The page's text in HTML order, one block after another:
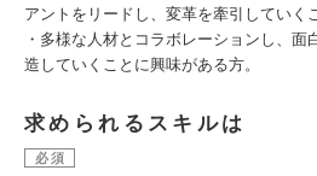
アントをリードし、変革を牽引していく
・多様な人材とコラボレーションし、面
造していくことに興味がある方。
求められるスキルは
必須